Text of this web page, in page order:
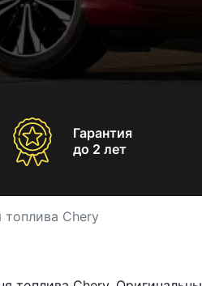
Гарантия
до 2 лет
топлива Chery